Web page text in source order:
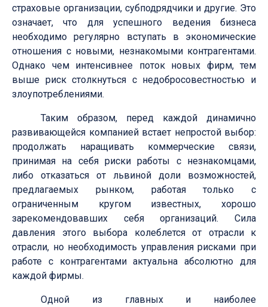
страховые организации, субподрядчики и другие. Это
означает, что для успешного ведения бизнеса
необходимо регулярно вступать в экономические
отношения с новыми, незнакомыми контрагентами.
Однако чем интенсивнее поток новых фирм, тем
выше риск столкнуться с недобросовестностью и
злоупотреблениями.
Таким образом, перед каждой динамично
развивающейся компанией встает непростой выбор:
продолжать наращивать коммерческие связи,
принимая на себя риски работы с незнакомцами,
либо отказаться от львиной доли возможностей,
предлагаемых рынком, работая только с
ограниченным кругом известных, хорошо
зарекомендовавших себя организаций. Сила
давления этого выбора колеблется от отрасли к
отрасли, но необходимость управления рисками при
работе с контрагентами актуальна абсолютно для
каждой фирмы.
Одной из главных и наиболее